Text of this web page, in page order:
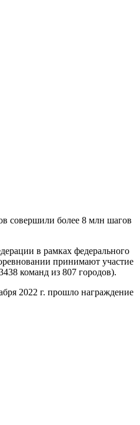
совершили более 8 млн шагов
в рамках федерального
принимают участие
команд из 807 городов).
2022 г. прошло награждение